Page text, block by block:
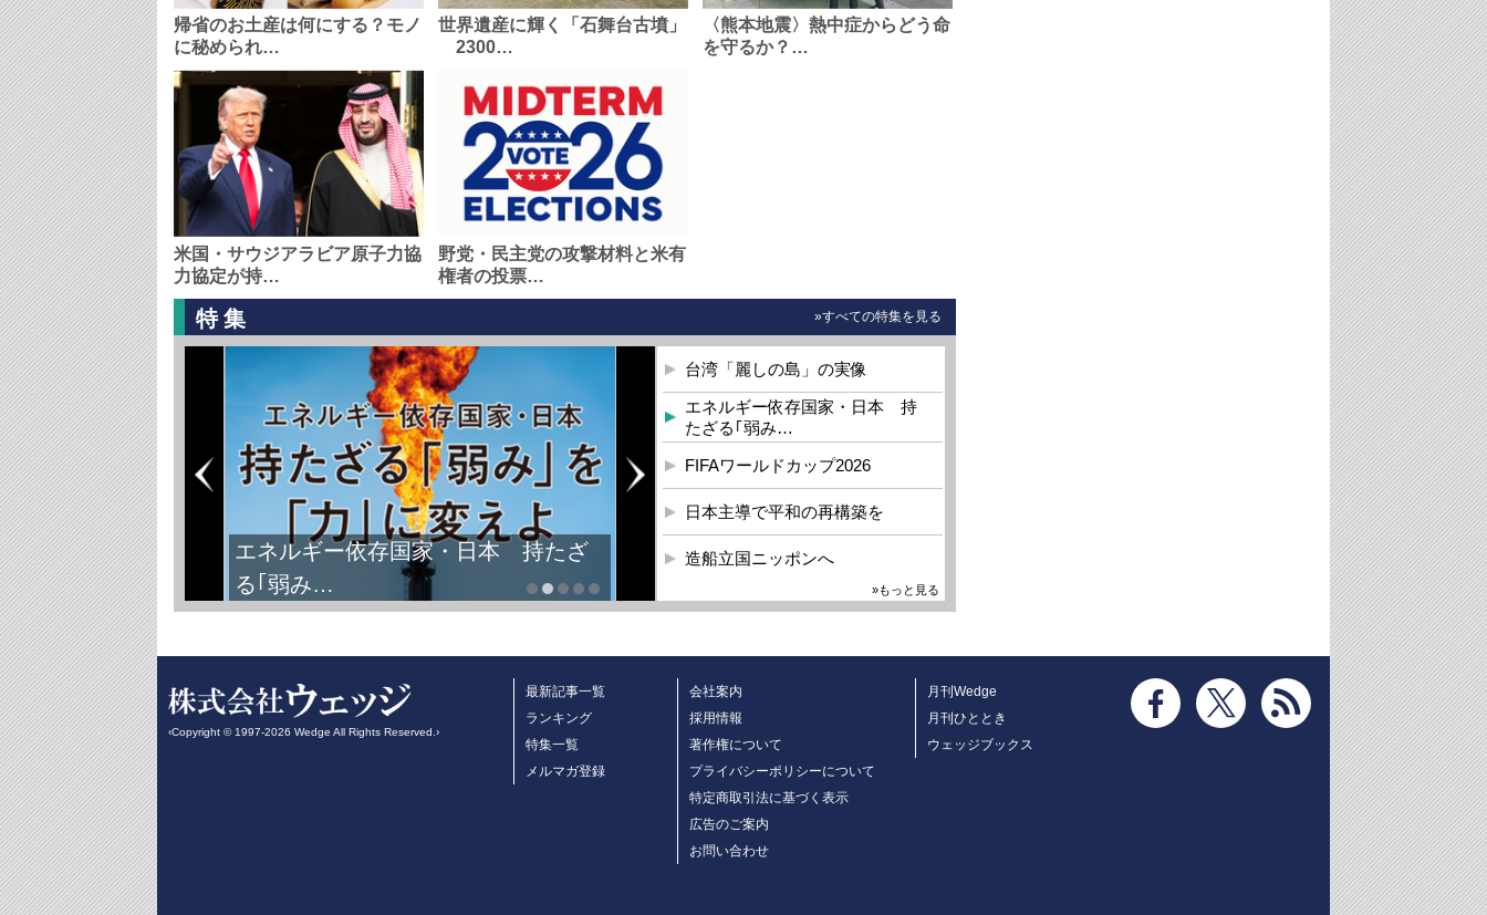
帰省のお土産は何にする？モノ
に秘められ…
世界遺産に輝く「石舞台古墳」
2300…
〈熊本地震〉熱中症からどう命
を守るか？…
米国・サウジアラビア原子力協
力協定が持…
野党・民主党の攻撃材料と米有
権者の投票…
特集 »すべての特集を見る
エネルギー依存国家・日本 持たざ
る｢弱み…
台湾「麗しの島」の実像
エネルギー依存国家・日本 持
たざる｢弱み…
FIFAワールドカップ2026
日本主導で平和の再構築を
造船立国ニッポンへ
»もっと見る
‹Copyright © 1997-2026 Wedge All Rights Reserved.›
最新記事一覧
ランキング
特集一覧
メルマガ登録
会社案内
採用情報
著作権について
プライバシーポリシーについて
特定商取引法に基づく表示
広告のご案内
お問い合わせ
月刊Wedge
月刊ひととき
ウェッジブックス